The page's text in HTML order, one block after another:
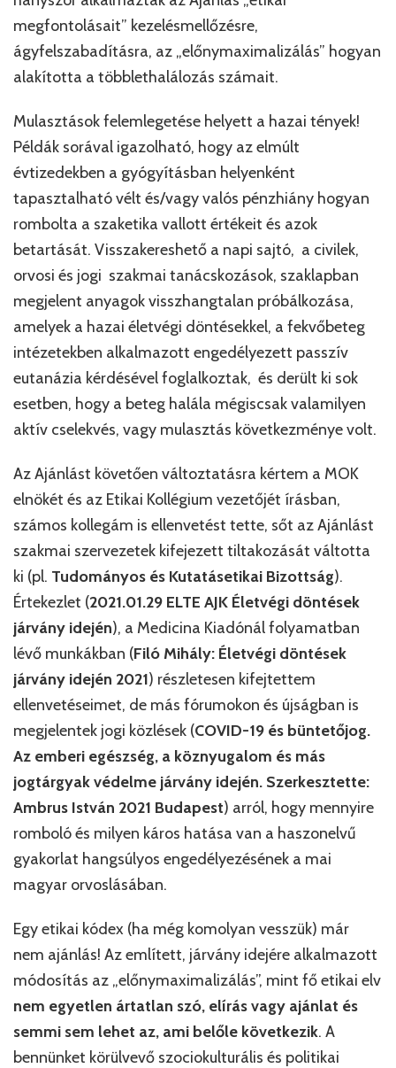
megfontolásait” kezelésmellőzésre,
ágyfelszabadításra, az „előnymaximalizálás” hogyan
alakította a többlethalálozás számait.
Mulasztások felemlegetése helyett a hazai tények!
Példák sorával igazolható, hogy az elmúlt
évtizedekben a gyógyításban helyenként
tapasztalható vélt és/vagy valós pénzhiány hogyan
rombolta a szaketika vallott értékeit és azok
betartását. Visszakereshető a napi sajtó, a civilek,
orvosi és jogi szakmai tanácskozások, szaklapban
megjelent anyagok visszhangtalan próbálkozása,
amelyek a hazai életvégi döntésekkel, a fekvőbeteg
intézetekben alkalmazott engedélyezett passzív
eutanázia kérdésével foglalkoztak, és derült ki sok
esetben, hogy a beteg halála mégiscsak valamilyen
aktív cselekvés, vagy mulasztás következménye volt.
Az Ajánlást követően változtatásra kértem a MOK
elnökét és az Etikai Kollégium vezetőjét írásban,
számos kollegám is ellenvetést tette, sőt az Ajánlást
szakmai szervezetek kifejezett tiltakozását váltotta
ki (pl. Tudományos és Kutatásetikai Bizottság).
Értekezlet (2021.01.29 ELTE AJK Életvégi döntések
járvány idején), a Medicina Kiadónál folyamatban
lévő munkákban (Filó Mihály: Életvégi döntések
járvány idején 2021) részletesen kifejtettem
ellenvetéseimet, de más fórumokon és újságban is
megjelentek jogi közlések (COVID-19 és büntetőjog.
Az emberi egészség, a köznyugalom és más
jogtárgyak védelme járvány idején. Szerkesztette:
Ambrus István 2021 Budapest) arról, hogy mennyire
romboló és milyen káros hatása van a haszonelvű
gyakorlat hangsúlyos engedélyezésének a mai
magyar orvoslásában.
Egy etikai kódex (ha még komolyan vesszük) már
nem ajánlás! Az említett, járvány idejére alkalmazott
módosítás az „előnymaximalizálás”, mint fő etikai elv
nem egyetlen ártatlan szó, elírás vagy ajánlat és
semmi sem lehet az, ami belőle következik. A
bennünket körülvevő szociokulturális és politikai